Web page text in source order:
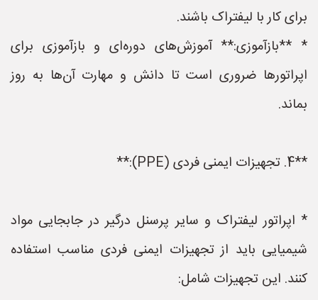
برای کار با لیفتراک باشند.
* **بازآموزی:** آموزش‌های دوره‌ای و بازآموزی برای
اپراتورها ضروری است تا دانش و مهارت آن‌ها به روز
بماند.
**4. تجهیزات ایمنی فردی (PPE):**
* اپراتور لیفتراک و سایر پرسنل درگیر در جابجایی مواد
شیمیایی باید از تجهیزات ایمنی فردی مناسب استفاده
کنند. این تجهیزات شامل: